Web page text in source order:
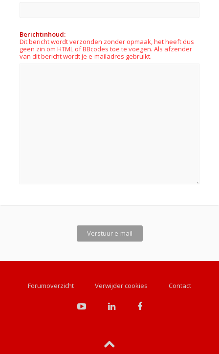
Berichtinhoud:
Dit bericht wordt verzonden zonder opmaak, het heeft dus
geen zin om HTML of BBcodes toe te voegen. Als afzender
van dit bericht wordt je e-mailadres gebruikt.
Forumoverzicht Verwijder cookies Contact